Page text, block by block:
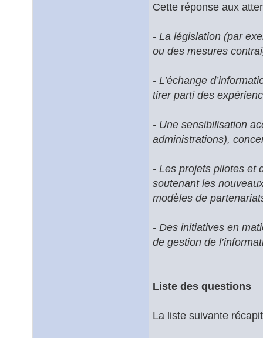
Cette réponse aux
- La législation (par
ou des mesures
- L’échange
tirer parti des
- Une sensibilisation
administrations),
- Les projets pilotes et
soutenant les
modèles de
- Des initiatives en
de gestion de
Liste des questions
La liste suivante